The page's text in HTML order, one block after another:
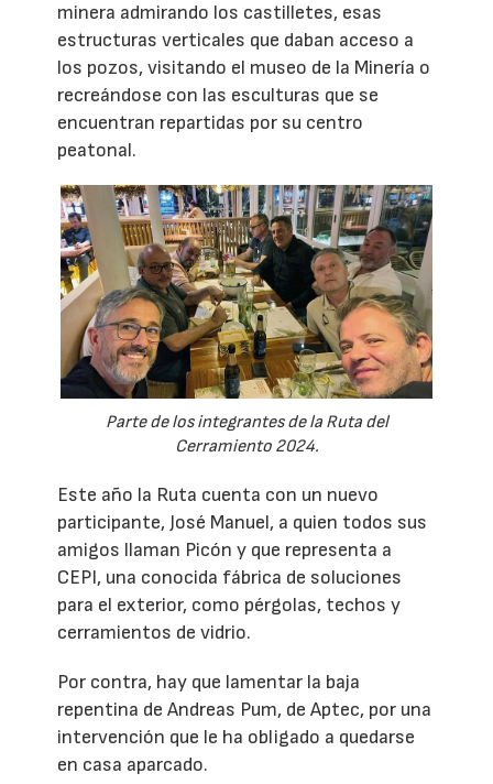
minera admirando los castilletes, esas
estructuras verticales que daban acceso a
los pozos, visitando el museo de la Minería o
recreándose con las esculturas que se
encuentran repartidas por su centro
peatonal.
Parte de los integrantes de la Ruta del
Cerramiento 2024.
Este año la Ruta cuenta con un nuevo
participante, José Manuel, a quien todos sus
amigos llaman Picón y que representa a
CEPI, una conocida fábrica de soluciones
para el exterior, como pérgolas, techos y
cerramientos de vidrio.
Por contra, hay que lamentar la baja
repentina de Andreas Pum, de Aptec, por una
intervención que le ha obligado a quedarse
en casa aparcado.